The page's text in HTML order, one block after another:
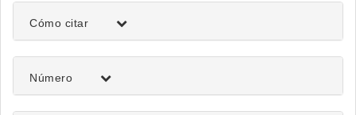
Detalles
del
artículo
Cómo citar
Número